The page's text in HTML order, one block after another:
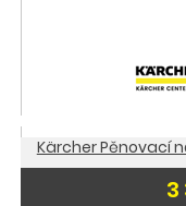
Kärcher Pěnovací
3